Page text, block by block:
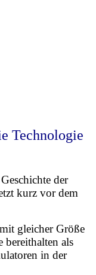
Technologie
der
kurz vor dem
gleicher Größe
bereithalten als
in der